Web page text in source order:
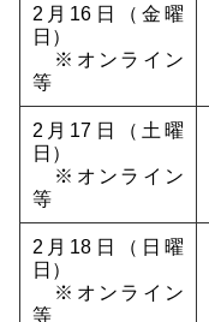
2月16日（金曜
日）
※オンライン
等
2月17日（土曜
日）
※オンライン
等
2月18日（日曜
日）
※オンライン
等